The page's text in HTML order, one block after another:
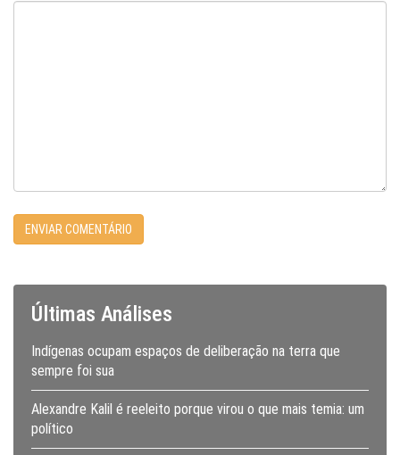
Últimas Análises
Indígenas ocupam espaços de deliberação na terra que
sempre foi sua
Alexandre Kalil é reeleito porque virou o que mais temia: um
político